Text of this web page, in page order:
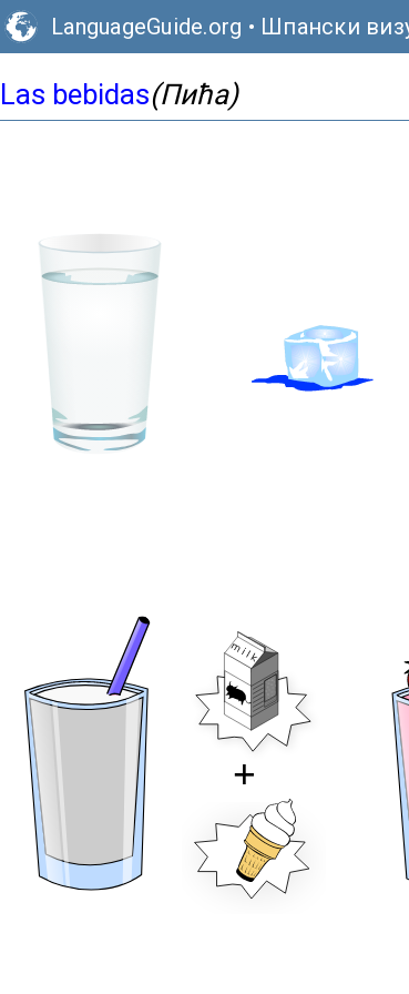
LanguageGuide.org • Шпански
Las bebidas(Пића)